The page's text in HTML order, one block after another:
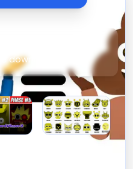
online, sem
downloads!